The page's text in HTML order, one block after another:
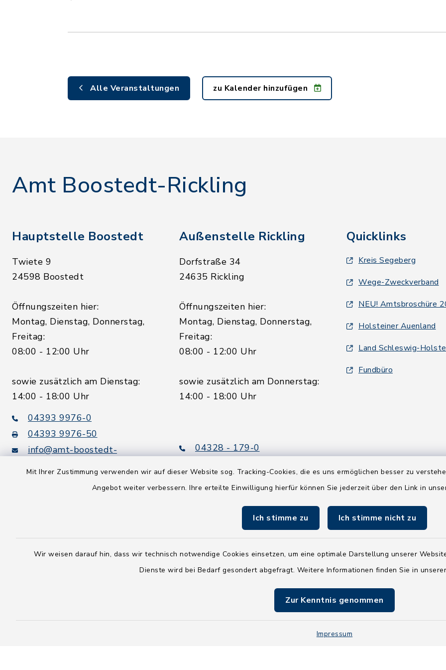
Mit Ihrer Zustimmung verwenden wir auf dieser Website sog. Tracking-Cookies, die es uns ermöglichen besser zu
Angebot weiter verbessern. Ihre erteilte Einwilligung hierfür können Sie jederzeit über den Link in
Ich stimme zu Ich stimme nicht zu
Wir weisen darauf hin, dass wir technisch notwendige Cookies einsetzen, um eine optimale Darstellung unserer
Dienste wird bei Bedarf gesondert abgefragt. Weitere Informationen finden Sie in
Zur Kenntnis genommen
Impressum
Alle Veranstaltungen zu Kalender hinzufügen
Amt Boostedt-Rickling
Hauptstelle Boostedt
Twiete 9
24598 Boostedt
Öffnungszeiten hier:
Montag, Dienstag, Donnerstag,
Freitag:
08:00 - 12:00 Uhr
sowie zusätzlich am Dienstag:
14:00 - 18:00 Uhr
04393 9976-0
04393 9976-50
info@amt-boostedt-
Leitweg-ID: 010605063-0000-
Peppol-ID: 0204:01-Kommunen-
Außenstelle Rickling
Dorfstraße 34
24635 Rickling
Öffnungszeiten hier:
Montag, Dienstag, Donnerstag,
Freitag:
08:00 - 12:00 Uhr
sowie zusätzlich am Donnerstag:
14:00 - 18:00 Uhr
04328 - 179-0
info@amt-boostedt-
rickling.de
Quicklinks
Kreis Segeberg
Wege-Zweckverband
NEU! Amtsbroschüre
Holsteiner Auenland
Land Schleswig-
Fundbüro